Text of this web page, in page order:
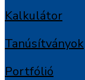
Kalkulátor
Tanúsítványok
Portfólió